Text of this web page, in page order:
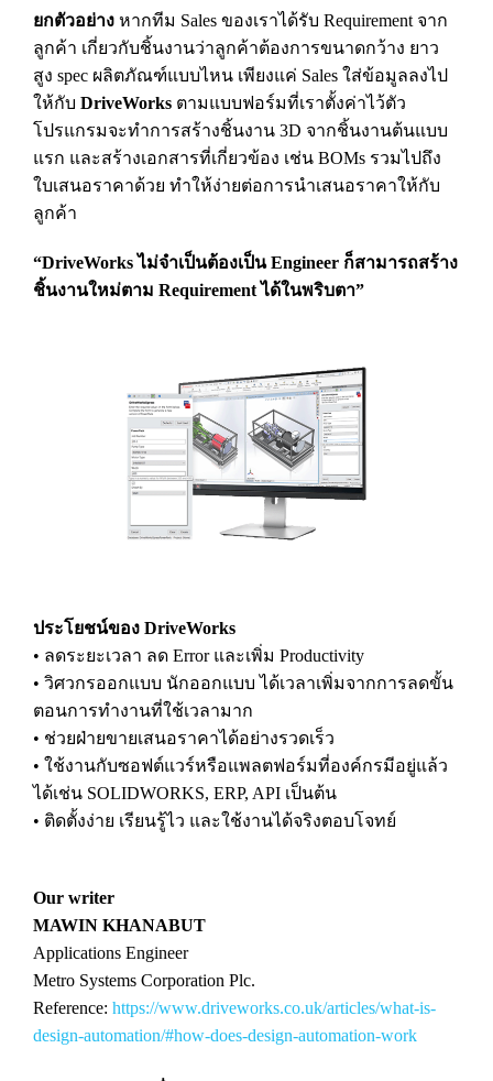
ยกตัวอย่าง หากทีม Sales ของเราได้รับ Requirement จาก
ลูกค้า เกี่ยวกับชิ้นงานว่าลูกค้าต้องการขนาดกว้าง ยาว
สูง spec ผลิตภัณฑ์แบบไหน เพียงแค่ Sales ใส่ข้อมูลลงไป
ให้กับ DriveWorks ตามแบบฟอร์มที่เราตั้งค่าไว้ตัว
โปรแกรมจะทำการสร้างชิ้นงาน 3D จากชิ้นงานต้นแบบ
แรก และสร้างเอกสารที่เกี่ยวข้อง เช่น BOMs รวมไปถึง
ใบเสนอราคาด้วย ทำให้ง่ายต่อการนำเสนอราคาให้กับ
ลูกค้า
“DriveWorks ไม่จำเป็นต้องเป็น Engineer ก็สามารถสร้าง
ชิ้นงานใหม่ตาม Requirement ได้ในพริบตา”
ประโยชน์ของ DriveWorks
• ลดระยะเวลา ลด Error และเพิ่ม Productivity
• วิศวกรออกแบบ นักออกแบบ ได้เวลาเพิ่มจากการลดขั้น
ตอนการทำงานที่ใช้เวลามาก
• ช่วยฝ่ายขายเสนอราคาได้อย่างรวดเร็ว
• ใช้งานกับซอฟต์แวร์หรือแพลตฟอร์มที่องค์กรมีอยู่แล้ว
ได้เช่น SOLIDWORKS, ERP, API เป็นต้น
• ติดตั้งง่าย เรียนรู้ไว และใช้งานได้จริงตอบโจทย์
Our writer
MAWIN KHANABUT
Applications Engineer
Metro Systems Corporation Plc.
Reference: https://www.driveworks.co.uk/articles/what-is-
design-automation/#how-does-design-automation-work